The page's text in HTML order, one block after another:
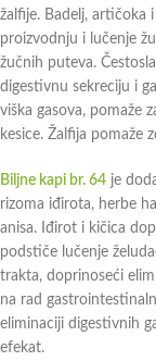
žalfije. Badelj, artičoka
proizvodnju i lučenje
žučnih puteva.
digestivnu sekreciju i
viška gasova, pomaže
kesice. Žalfija pomaže
Biljne kapi br. 64 je
rizoma iđirota, herbe
anisa. Iđirot i kičica
podstiče lučenje
trakta, doprinoseći
na rad
eliminaciji digestivnih
efekat.